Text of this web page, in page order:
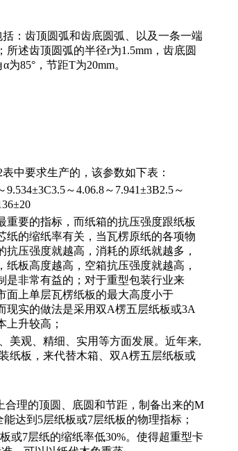
：齿顶圆弧和齿底圆弧、以及一条一端
述齿顶圆弧的半径r为1.5mm，齿底圆
85°，节距T为20mm。
中要求生产的，该参数如下表：
～4.06.8～7.941±3B2.5～
重要的指标，而纸箱的抗压强度跟纸板
纸的缩纸率有关，当瓦楞原纸的各项物
压强度就越高，消耗的原纸就越多，
板高度越高，空箱抗压强度就越高，
是非常有益的；对于重型包装行业来
面上单层瓦楞纸板的最大高度小于
现实的做法是采用双A楞五层纸板或3A
升较高；
美观、精细、实用等方面发展。近年来,
纸板，来代替木箱、双A楞五层纸板或
理的顶圆、底圆和节距，制备出来的M
达到5层纸板或7层纸板的物理指标；
或7层纸的缩纸率低30%。使得超重型卡